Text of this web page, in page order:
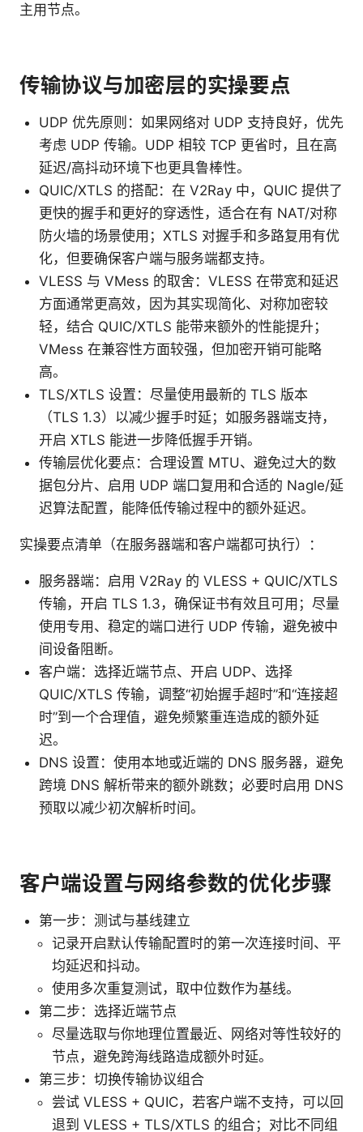
主用节点。
传输协议与加密层的实操要点
UDP 优先原则：如果网络对 UDP 支持良好，优先
考虑 UDP 传输。UDP 相较 TCP 更省时，且在高
延迟/高抖动环境下也更具鲁棒性。
QUIC/XTLS 的搭配：在 V2Ray 中，QUIC 提供了
更快的握手和更好的穿透性，适合在有 NAT/对称
防火墙的场景使用；XTLS 对握手和多路复用有优
化，但要确保客户端与服务端都支持。
VLESS 与 VMess 的取舍：VLESS 在带宽和延迟
方面通常更高效，因为其实现简化、对称加密较
轻，结合 QUIC/XTLS 能带来额外的性能提升；
VMess 在兼容性方面较强，但加密开销可能略
高。
TLS/XTLS 设置：尽量使用最新的 TLS 版本
（TLS 1.3）以减少握手时延；如服务器端支持，
开启 XTLS 能进一步降低握手开销。
传输层优化要点：合理设置 MTU、避免过大的数
据包分片、启用 UDP 端口复用和合适的 Nagle/延
迟算法配置，能降低传输过程中的额外延迟。
实操要点清单（在服务器端和客户端都可执行）：
服务器端：启用 V2Ray 的 VLESS + QUIC/XTLS
传输，开启 TLS 1.3，确保证书有效且可用；尽量
使用专用、稳定的端口进行 UDP 传输，避免被中
间设备阻断。
客户端：选择近端节点、开启 UDP、选择
QUIC/XTLS 传输，调整“初始握手超时”和“连接超
时”到一个合理值，避免频繁重连造成的额外延
迟。
DNS 设置：使用本地或近端的 DNS 服务器，避免
跨境 DNS 解析带来的额外跳数；必要时启用 DNS
预取以减少初次解析时间。
客户端设置与网络参数的优化步骤
第一步：测试与基线建立
记录开启默认传输配置时的第一次连接时间、平
均延迟和抖动。
使用多次重复测试，取中位数作为基线。
第二步：选择近端节点
尽量选取与你地理位置最近、网络对等性较好的
节点，避免跨海线路造成额外时延。
第三步：切换传输协议组合
尝试 VLESS + QUIC，若客户端不支持，可以回
退到 VLESS + TLS/XTLS 的组合；对比不同组